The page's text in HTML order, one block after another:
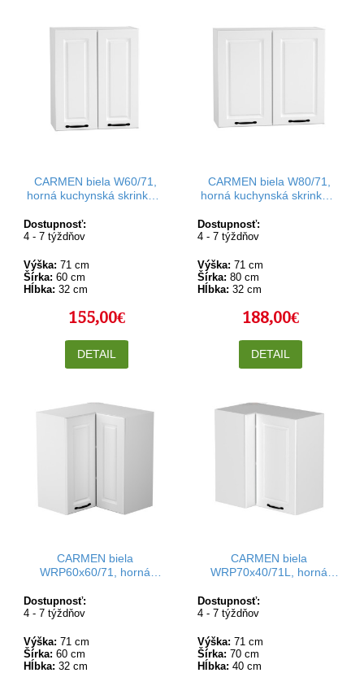
CARMEN biela W60/71,
horná kuchynská skrinka v
Dostupnosť:
4 - 7 týždňov
Výška: 71 cm
Šírka: 60 cm
Hĺbka: 32 cm
155,00€
DETAIL
CARMEN biela W80/71,
horná kuchynská skrinka v
Dostupnosť:
4 - 7 týždňov
Výška: 71 cm
Šírka: 80 cm
Hĺbka: 32 cm
188,00€
DETAIL
CARMEN biela
WRP60x60/71, horná
60x60 cm a výške 71 cm
Dostupnosť:
4 - 7 týždňov
Výška: 71 cm
Šírka: 60 cm
Hĺbka: 32 cm
CARMEN biela
WRP70x40/71L, horná
70x40 cm a výške 71 cm
Dostupnosť:
4 - 7 týždňov
Výška: 71 cm
Šírka: 70 cm
Hĺbka: 40 cm